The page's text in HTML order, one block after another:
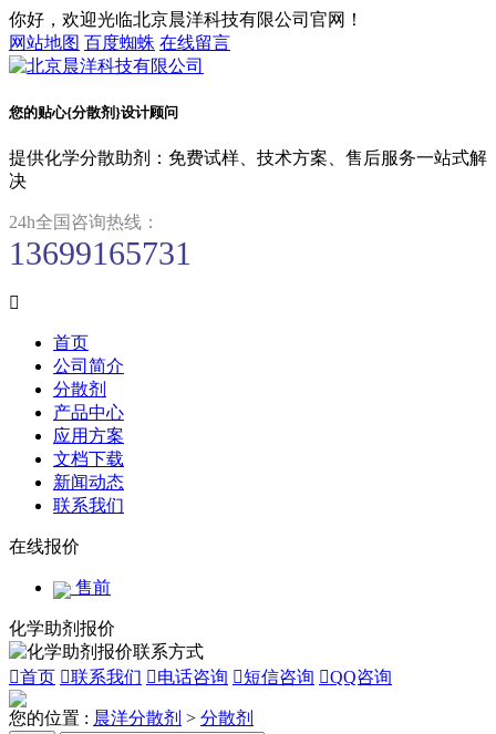
你好，欢迎光临北京晨洋科技有限公司官网！
网站地图 百度蜘蛛 在线留言
您的贴心{分散剂}设计顾问
提供化学分散助剂：免费试样、技术方案、售后服务一站式解
决
24h全国咨询热线：
13699165731

首页
公司简介
分散剂
产品中心
应用方案
文档下载
新闻动态
联系我们
在线报价
售前
化学助剂报价
首页 联系我们 电话咨询 短信咨询 QQ咨询
您的位置 : 晨洋分散剂 > 分散剂